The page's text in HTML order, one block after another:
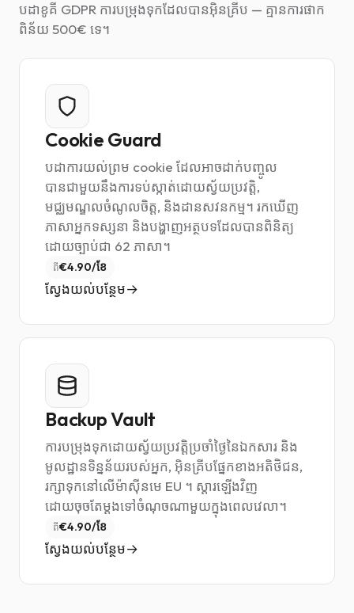
បដាខូគី GDPR ការបម្រុងទុកដែលបានអ៊ិនគ្រីប — គ្មានការផាក
ពិន័យ 500€ ទេ។
Cookie Guard
បដាការយល់ព្រម cookie ដែលអាចដាក់បញ្ចូល
បានជាមួយនឹងការទប់ស្កាត់ដោយស្វ័យប្រវត្តិ,
មជ្ឈមណ្ឌលចំណូលចិត្ត, និងដានសវនកម្ម។ រកឃើញ
ភាសាអ្នកទស្សនា និងបង្ហាញអត្ថបទដែលបានពិនិត្យ
ដោយច្បាប់ជា 62 ភាសា។
ពី€4.90/ខែ
ស្វែងយល់បន្ថែម
Backup Vault
ការបម្រុងទុកដោយស្វ័យប្រវត្តិប្រចាំថ្ងៃនៃឯកសារ និង
មូលដ្ឋានទិន្នន័យរបស់អ្នក, អ៊ិនគ្រីបផ្នែកខាងអតិថិជន,
រក្សាទុកនៅលើម៉ាស៊ីនមេ EU ។ ស្តារឡើងវិញ
ដោយចុចតែម្តងទៅចំណុចណាមួយក្នុងពេលវេលា។
ពី€4.90/ខែ
ស្វែងយល់បន្ថែម